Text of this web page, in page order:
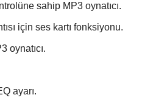
sahip MP3 oynatıcı.
için ses kartı fonksiyonu.
oynatıcı.
ayarı.